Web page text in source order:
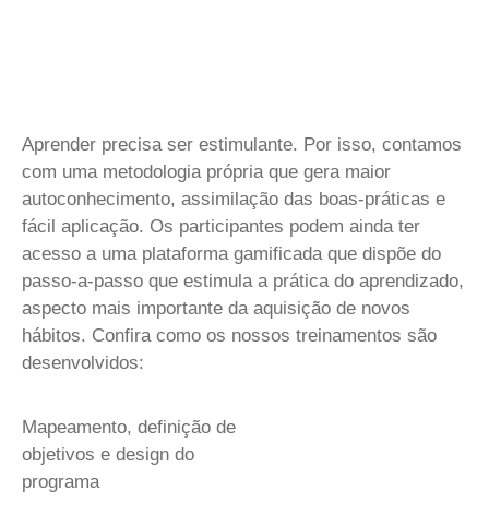
Aprender precisa ser estimulante. Por isso, contamos
com uma metodologia própria que gera maior
autoconhecimento, assimilação das boas-práticas e
fácil aplicação. Os participantes podem ainda ter
acesso a uma plataforma gamificada que dispõe do
passo-a-passo que estimula a prática do aprendizado,
aspecto mais importante da aquisição de novos
hábitos. Confira como os nossos treinamentos são
desenvolvidos:
Mapeamento, definição de
objetivos e design do
programa